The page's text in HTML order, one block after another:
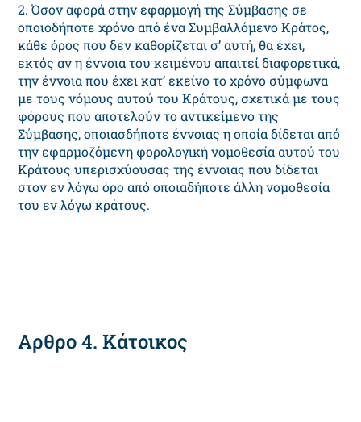
2. Όσον αφορά στην εφαρμογή της Σύμβασης σε
οποιοδήποτε χρόνο από ένα Συμβαλλόμενο Κράτος,
κάθε όρος που δεν καθορίζεται σ’ αυτή, θα έχει,
εκτός αν η έννοια του κειμένου απαιτεί διαφορετικά,
την έννοια που έχει κατ’ εκείνο το χρόνο σύμφωνα
με τους νόμους αυτού του Κράτους, σχετικά με τους
φόρους που αποτελούν το αντικείμενο της
Σύμβασης, οποιασδήποτε έννοιας η οποία δίδεται από
την εφαρμοζόμενη φορολογική νομοθεσία αυτού του
Κράτους υπερισχύουσας της έννοιας που δίδεται
στον εν λόγω όρο από οποιαδήποτε άλλη νομοθεσία
του εν λόγω κράτους.
Αρθρο 4. Κάτοικος